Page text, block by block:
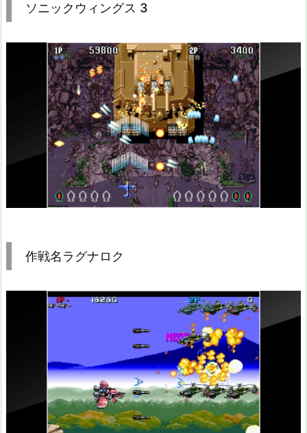
ソニックウィングス 3
作戦名ラグナロク